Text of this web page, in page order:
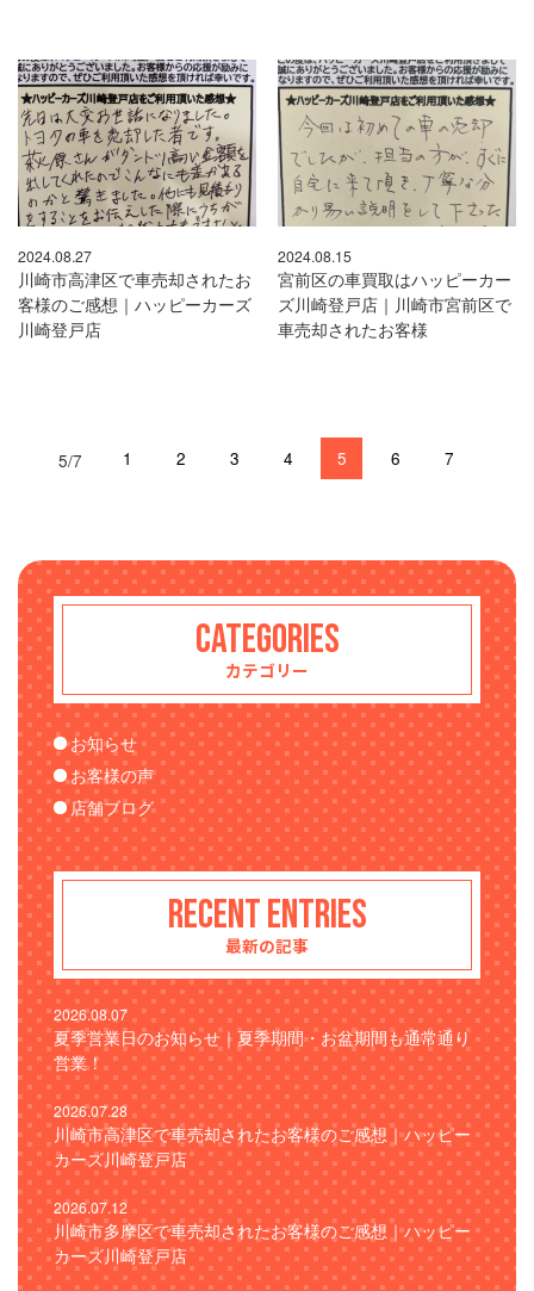
2024.08.27
川崎市高津区で車売却されたお
客様のご感想｜ハッピーカーズ
川崎登戸店
2024.08.15
宮前区の車買取はハッピーカー
ズ川崎登戸店｜川崎市宮前区で
車売却されたお客様
5/7 1 2 3 4 5 6 7
CATEGORIES
カテゴリー
お知らせ
お客様の声
店舗ブログ
RECENT ENTRIES
最新の記事
2026.08.07
夏季営業日のお知らせ｜夏季期間・お盆期間も通常通り
営業！
2026.07.28
川崎市高津区で車売却されたお客様のご感想｜ハッピー
カーズ川崎登戸店
2026.07.12
川崎市多摩区で車売却されたお客様のご感想｜ハッピー
カーズ川崎登戸店